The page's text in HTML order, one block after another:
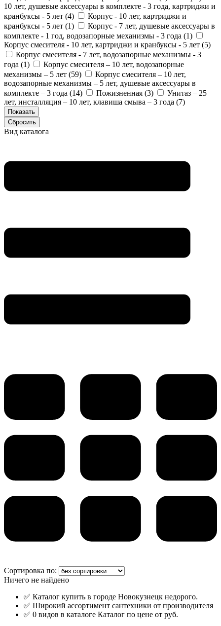
10 лет, душевые аксессуары в комплекте - 3 года, картриджи и
кранбуксы - 5 лет (4)
Корпус - 10 лет, картриджи и
кранбуксы - 5 лет (1)
Корпус - 7 лет, душевые аксессуары в
комплекте - 1 год, водозапорные механизмы - 3 года (1)
Корпус смесителя - 10 лет, картриджи и кранбуксы - 5 лет (5)
Корпус смесителя - 7 лет, водозапорные механизмы - 3
года (1)
Корпус смесителя – 10 лет, водозапорные
механизмы – 5 лет (59)
Корпус смесителя – 10 лет,
водозапорные механизмы – 5 лет, душевые аксессуары в
комплекте – 3 года (14) Пожизненная (3)
Унитаз – 25
лет, инсталляция – 10 лет, клавиша смыва – 3 года (7)
Вид каталога
Сортировка по:
Ничего не найдено
✅ Каталог купить в городе Новокузнецк недорого.
✅ Широкий ассортимент сантехники от производителя
✅ 0 видов в каталоге Каталог по цене от руб.